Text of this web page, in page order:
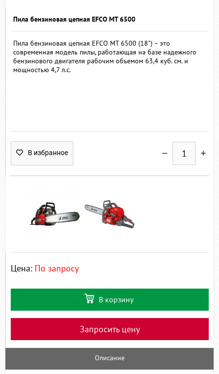
Пила бензиновая цепная EFCO MT 6500
Пила бензиновая цепная EFCO MT 6500 (18") – это
современная модель пилы, работающая на базе надежного
бензинового двигателя рабочим объемом 63,4 куб. см. и
мощностью 4,7 л.с.
В избранное
Цена: По запросу
В корзину
Запросить цену
Описание